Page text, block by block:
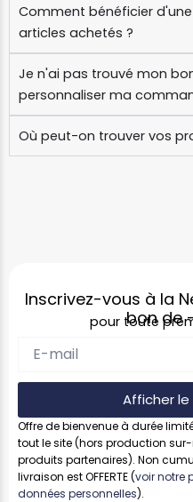
Comment bénéficier
articles achetés ?
Je n'ai pas trouvé mon
personnaliser ma
Où peut-on trouver vos
Inscrivez-vous à la
bon de
pour toute
Afficher
Offre de bienvenue à durée
tout le site (hors production
produits partenaires). Non
livraison est OFFERTE (voir notre
données personnelles).